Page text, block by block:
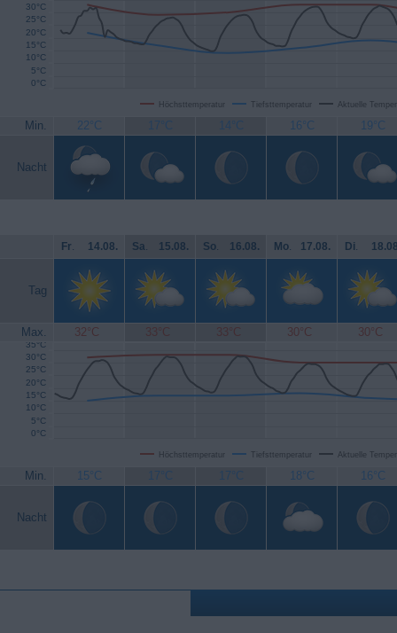
Höchsttemperatur Tiefsttemperatur Aktuelle
0°C
5°C
10°C
15°C
20°C
25°C
30°C
Min. 22°C 17°C 14°C 16°C 19°C
Nacht
Fr. 14.08. Sa. 15.08. So. 16.08. Mo. 17.08. Di.
Tag
Max. 32°C 33°C 33°C 30°C 30°C
Höchsttemperatur Tiefsttemperatur Aktuelle
0°C
5°C
10°C
15°C
20°C
25°C
30°C
35°C
Min. 15°C 17°C 17°C 18°C 16°C
Nacht